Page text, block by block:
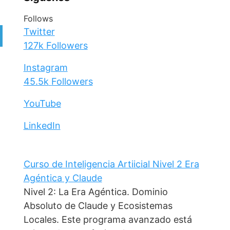
Follows
Twitter
127k Followers
Instagram
45.5k Followers
YouTube
LinkedIn
Curso de Inteligencia Artiicial Nivel 2 Era
Agéntica y Claude
Nivel 2: La Era Agéntica. Dominio
Absoluto de Claude y Ecosistemas
Locales. Este programa avanzado está